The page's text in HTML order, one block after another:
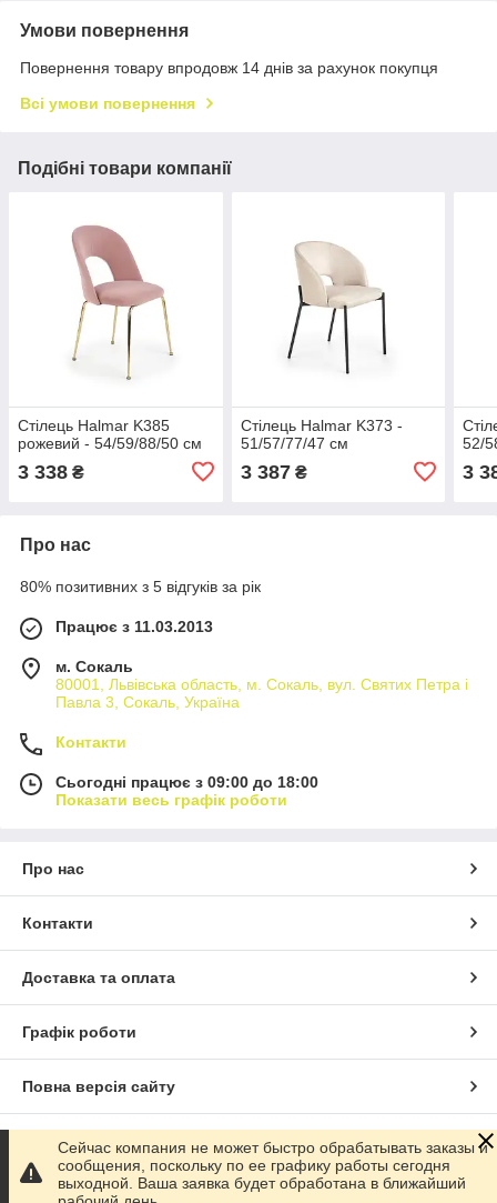
Умови повернення
Повернення товару впродовж 14 днів за рахунок покупця
Всі умови повернення
Подібні товари компанії
Стілець Halmar K385
рожевий - 54/59/88/50 см
3 338 ₴
Стілець Halmar K373 -
51/57/77/47 см
3 387₴
52/
3
Про нас
80% позитивних з 5 відгуків за рік
Працює з 11.03.2013
м. Сокаль
80001, Львівська область, м. Сокаль, вул. Святих Петра і
Павла 3, Сокаль, Україна
Контакти
Сьогодні працює з 09:00 до 18:00
Показати весь графік роботи
Про нас
Контакти
Доставка та оплата
Графік роботи
Повна версія сайту
Сайт створено на маркетплейсі Prom.ua
Політика конфіденційності
Сейчас компания не может быстро обрабатывать заказы и
сообщения, поскольку по ее графику работы сегодня
выходной. Ваша заявка будет обработана в ближайший